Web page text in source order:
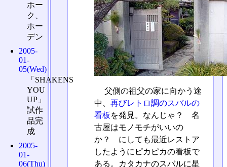
父側の祖父の家に向かう途
中、 再びレトロ調のスバルの
看板 を発見。なんじゃ？ 名
古屋はモノモチがいいの
か？ にしても最近レストア
したようにピカピカの看板で
ある。カタカナのスバルに星
ホー
ク、
ホー
デン
2005-
01-
05(Wed)
「SHAKENS
YOU
UP」
試作
品完
成
2005-
01-
06(Thu)